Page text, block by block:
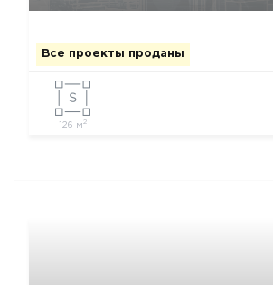
Все проекты проданы
126 м2